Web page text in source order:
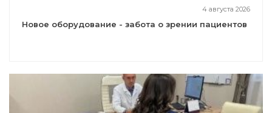
4 августа 2026
Новое оборудование - забота о зрении пациентов